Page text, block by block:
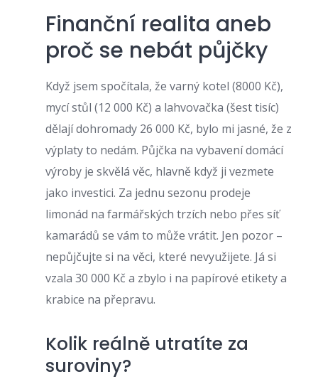
Finanční realita aneb
proč se nebát půjčky
Když jsem spočítala, že varný kotel (8000 Kč),
mycí stůl (12 000 Kč) a lahvovačka (šest tisíc)
dělají dohromady 26 000 Kč, bylo mi jasné, že z
výplaty to nedám. Půjčka na vybavení domácí
výroby je skvělá věc, hlavně když ji vezmete
jako investici. Za jednu sezonu prodeje
limonád na farmářských trzích nebo přes síť
kamarádů se vám to může vrátit. Jen pozor –
nepůjčujte si na věci, které nevyužijete. Já si
vzala 30 000 Kč a zbylo i na papírové etikety a
krabice na přepravu.
Kolik reálně utratíte za
suroviny?